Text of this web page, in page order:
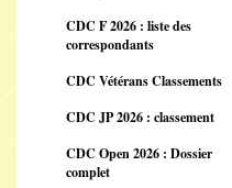
CDC F 2026 : liste des
correspondants
CDC Vétérans Classements
CDC JP 2026 : classement
CDC Open 2026 : Dossier
complet